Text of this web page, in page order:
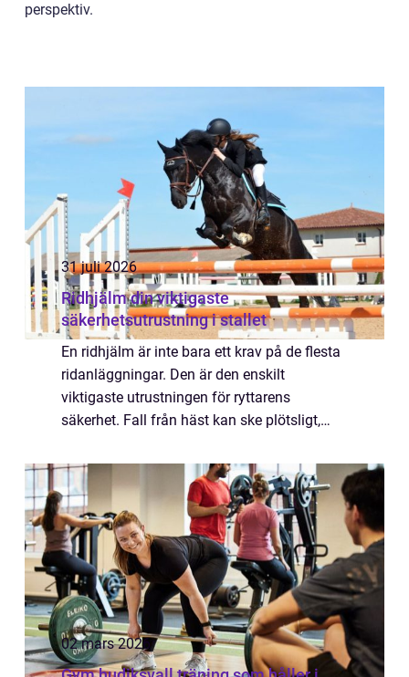
perspektiv.
31 juli 2026
Ridhjälm din viktigaste
säkerhetsutrustning i stallet
En ridhjälm är inte bara ett krav på de flesta
ridanläggningar. Den är den enskilt
viktigaste utrustningen för ryttarens
säkerhet. Fall från häst kan ske plötsligt,
ryttare. Med en modern och korrekt
anpassad...
02 mars 2026